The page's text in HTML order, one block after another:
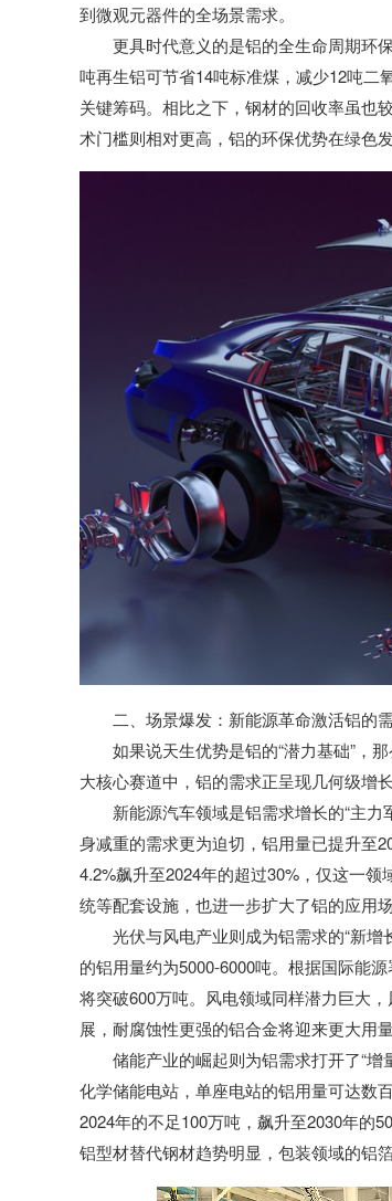
到微观元器件的全场景需求。
更具时代意义的是铝的全生命周期环
吨再生铝可节省14吨标准煤，减少12吨二
关键筹码。相比之下，钢材的回收率虽也
术门槛则相对更高，铝的环保优势在绿色
二、场景爆发：新能源革命激活铝的
如果说天生优势是铝的“潜力基础”，
大核心赛道中，铝的需求正呈现几何级增
新能源汽车领域是铝需求增长的“主
身减重的需求更为迫切，铝用量已提升至
4.2%飙升至2024年的超过30%，仅这一
统等配套设施，也进一步扩大了铝的应用场
光伏与风电产业则成为铝需求的“新
的铝用量约为5000-6000吨。根据国际能
将突破600万吨。风电领域同样潜力巨大
展，耐腐蚀性更强的铝合金将迎来更大用量
储能产业的崛起则为铝需求打开了“
化学储能电站，单座电站的铝用量可达数
2024年的不足100万吨，飙升至2030年的
铝型材替代钢材趋势明显，包装领域的铝